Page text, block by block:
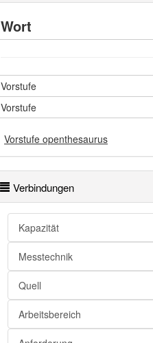
Wort
Vorstufe
Vorstufe
Vorstufe openthesaurus
Verbindungen
Kapazität
Messtechnik
Quell
Arbeitsbereich